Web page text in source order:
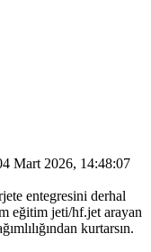
Mart 2026, 14:48:07
entegresini derhal
eğitim jeti/hf.jet arayan
kurtarsın.